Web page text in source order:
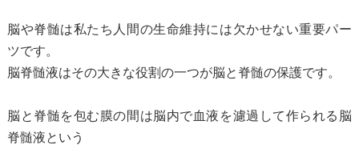
脳や脊髄は私たち人間の生命維持には欠かせない重要パー
ツです。
脳脊髄液はその大きな役割の一つが脳と脊髄の保護です。
脳と脊髄を包む膜の間は脳内で血液を濾過して作られる脳
脊髄液という